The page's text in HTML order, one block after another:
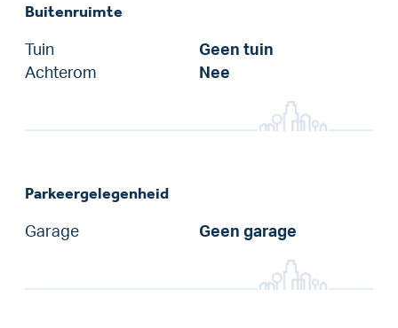
Buitenruimte
Tuin
Geen tuin
Achterom
Nee
Parkeergelegenheid
Garage Geen garage